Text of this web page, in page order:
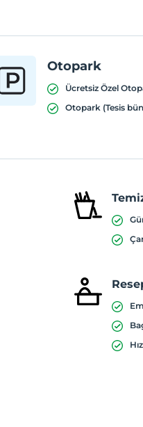
Otopark
Ücretsiz Özel
Otopark (Tesis